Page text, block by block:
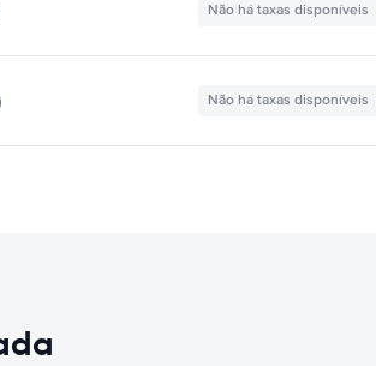
Não há taxas disponíveis
Não há taxas disponíveis